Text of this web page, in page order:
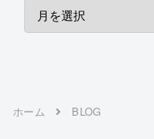
ホーム BLOG